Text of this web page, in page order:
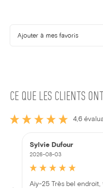
Ajouter à mes favoris
CE QUE LES CLIENTS
4,6
Sylvie Dufour
2026-08-03
Aiy-25 Très bel